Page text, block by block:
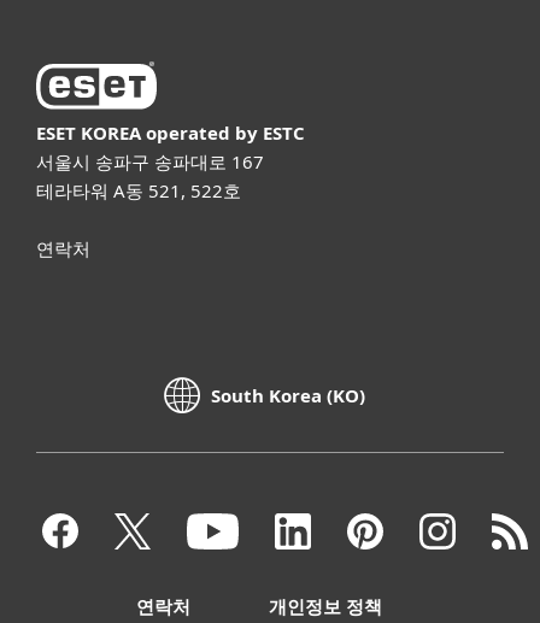
ESET KOREA operated by ESTC
서울시 송파구 송파대로 167
테라타워 A동 521, 522호
연락처
South Korea (KO)
연락처 개인정보 정책